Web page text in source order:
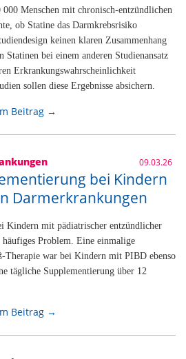
Menschen mit chronisch-entzündlichen
ob Statine das Darmkrebsrisiko
keinen klaren Zusammenhang
bei einem anderen Studienansatz
Erkrankungswahrscheinlichkeit
sollen diese Ergebnisse absichern.
Beitrag →
09.03.26
bei Kindern
Darmerkrankungen
Kindern mit pädiatrischer entzündlicher
Problem. Eine einmalige
Therapie war bei Kindern mit PIBD ebenso
tägliche Supplementierung über 12
Beitrag →